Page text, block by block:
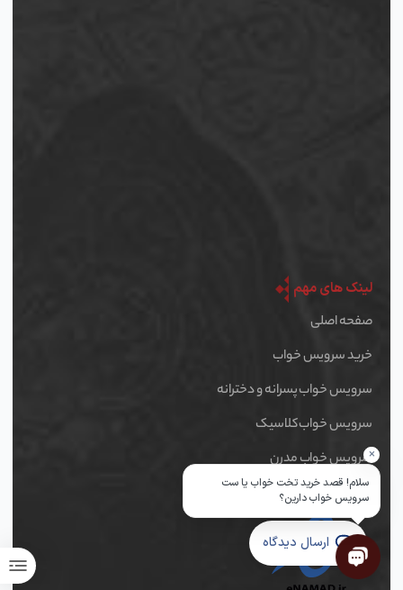
ارسال دیدگاه
لینک های مهم
صفحه اصلی
خرید سرویس خواب
سرویس خواب پسرانه و دخترانه
سرویس خواب کلاسیک
سرویس خواب مدرن
نماد های اعتماد
سلام! قصد خرید تخت خواب یا ست
سرویس خواب دارین؟
×